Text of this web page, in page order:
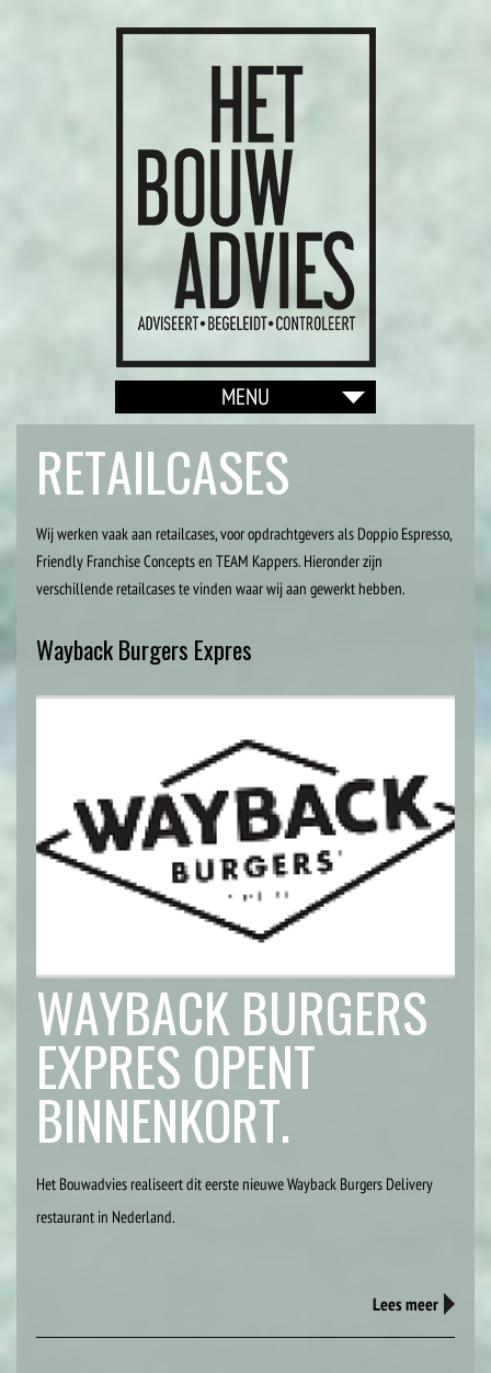
RETAILCASES
Wij werken vaak aan retailcases, voor opdrachtgevers als Doppio Espresso,
Friendly Franchise Concepts en TEAM Kappers. Hieronder zijn
verschillende retailcases te vinden waar wij aan gewerkt hebben.
Wayback Burgers Expres
WAYBACK BURGERS
EXPRES OPENT
BINNENKORT.
Het Bouwadvies realiseert dit eerste nieuwe Wayback Burgers Delivery
restaurant in Nederland.
Lees meer